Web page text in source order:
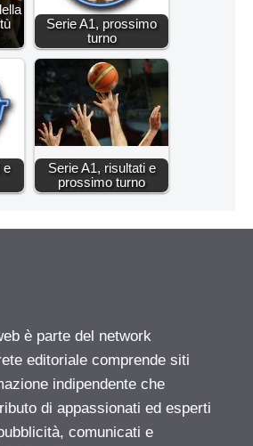
Serie A1, prossimo
turno
e
Serie A1, risultati e
prossimo turno
è parte del network
editoriale comprende siti
indipendente che
di appassionati ed esperti
comunicati e